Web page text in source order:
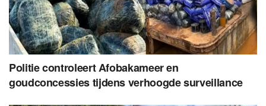
Politie controleert Afobakameer en
goudconcessies tijdens verhoogde surveillance